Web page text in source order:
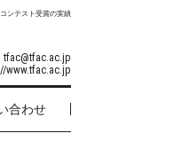
ンテスト受賞の実績
tfac@tfac.ac.jp
www.tfac.ac.jp
合わせ